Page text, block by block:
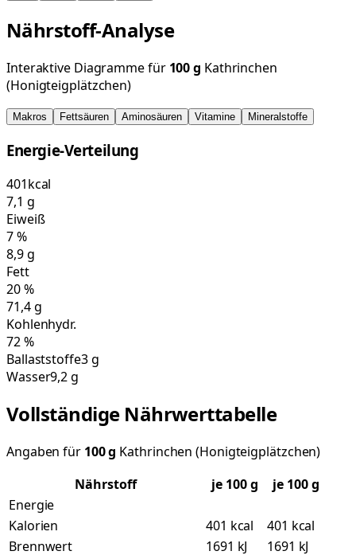
Nährstoff-Analyse
Interaktive Diagramme für 100g Kathrinchen
(Honigteigplätzchen)
Makros Fettsäuren Aminosäuren Vitamine Mineralstoffe
Energie-Verteilung
401kcal
7,1 g
Eiweiß
7%
8,9g
Fett
20%
71,4g
Kohlenhydr.
72%
Ballaststoffe3 g
Wasser9,2 g
Vollständige Nährwerttabelle
Angaben für 100g Kathrinchen (Honigteigplätzchen)
Nährstoff
je 100g
je 100 g
Energie
Kalorien
401 kcal
401 kcal
Brennwert
1691 kJ 1691 kJ